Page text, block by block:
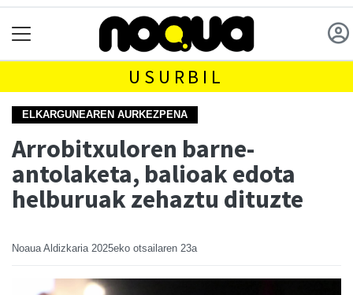
USURBIL
ELKARGUNEAREN AURKEZPENA
Arrobitxuloren barne-
antolaketa, balioak edota
helburuak zehaztu dituzte
Noaua Aldizkaria 2025eko otsailaren 23a